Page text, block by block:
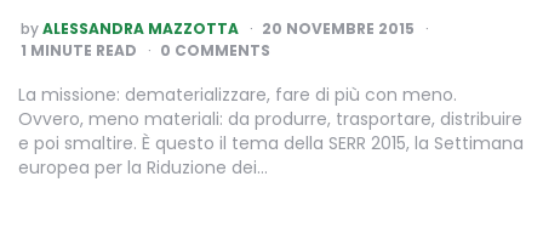
POSTED
BY
byALESSANDRA MAZZOTTA
20 NOVEMBRE 2015
1 MINUTE READ 0 COMMENTS
La missione: dematerializzare, fare di più con meno.
Ovvero, meno materiali: da produrre, trasportare, distribuire
e poi smaltire. È questo il tema della SERR 2015, la Settimana
europea per la Riduzione dei…